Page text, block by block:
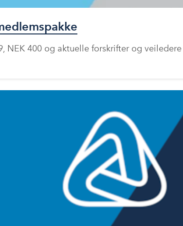
NEK 400 og aktuelle forskrifter og